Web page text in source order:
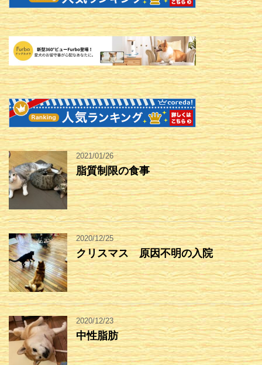
2021/01/26
脂質制限の食事
2020/12/25
クリスマス 原因不明の入院
2020/12/23
中性脂肪